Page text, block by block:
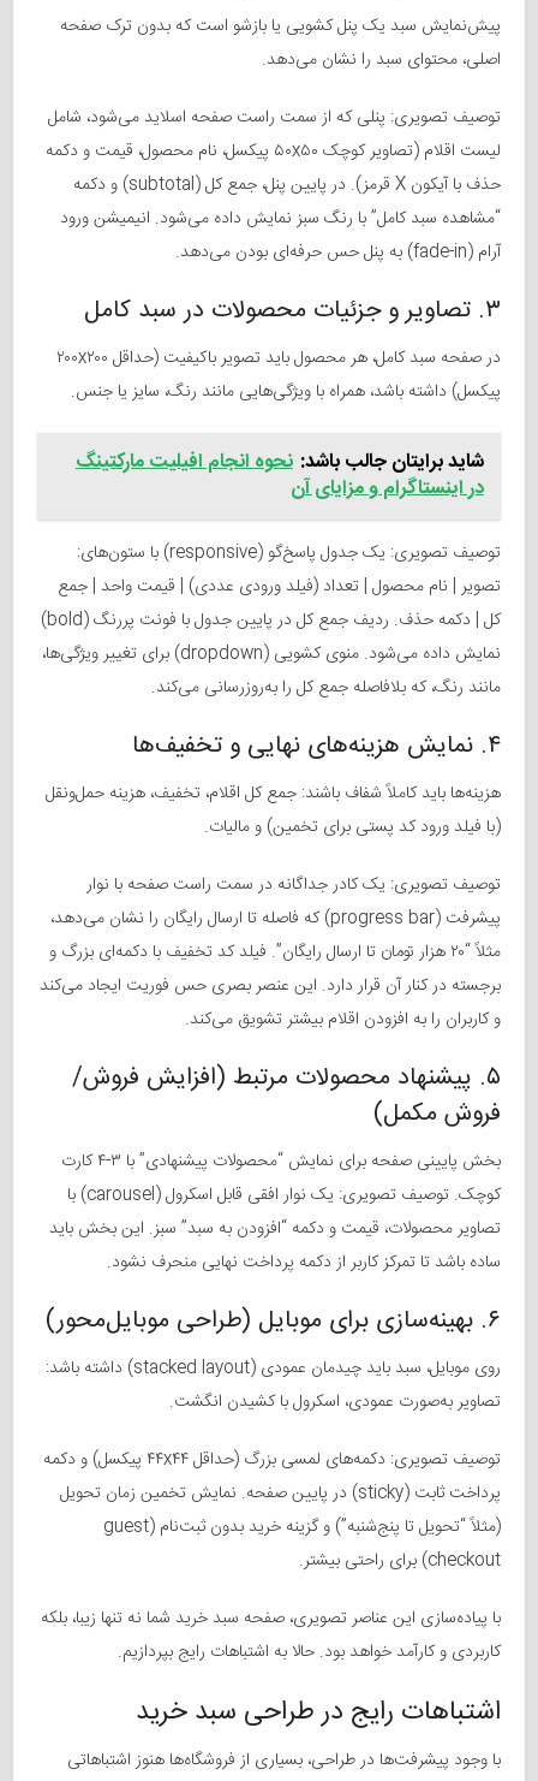
پیش‌نمایش سبد یک پنل کشویی یا بازشو است که بدون ترک صفحه
اصلی، محتوای سبد را نشان می‌دهد.
توصیف تصویری: پنلی که از سمت راست صفحه اسلاید می‌شود، شامل
لیست اقلام (تصاویر کوچک ۵۰x۵۰ پیکسل، نام محصول، قیمت و دکمه
حذف با آیکون X قرمز). در پایین پنل، جمع کل (subtotal) و دکمه
“مشاهده سبد کامل” با رنگ سبز نمایش داده می‌شود. انیمیشن ورود
آرام (fade-in) به پنل حس حرفه‌ای بودن می‌دهد.
۳. تصاویر و جزئیات محصولات در سبد کامل
در صفحه سبد کامل، هر محصول باید تصویر باکیفیت (حداقل ۲۰۰x۲۰۰
پیکسل) داشته باشد، همراه با ویژگی‌هایی مانند رنگ، سایز یا جنس.
شاید برایتان جالب باشد: نحوه انجام افیلیت مارکتینگ
در اینستاگرام و مزایای آن
توصیف تصویری: یک جدول پاسخ‌گو (responsive) با ستون‌های:
تصویر | نام محصول | تعداد (فیلد ورودی عددی) | قیمت واحد | جمع
کل | دکمه حذف. ردیف جمع کل در پایین جدول با فونت پررنگ (bold)
نمایش داده می‌شود. منوی کشویی (dropdown) برای تغییر ویژگی‌ها،
مانند رنگ، که بلافاصله جمع کل را به‌روزرسانی می‌کند.
۴. نمایش هزینه‌های نهایی و تخفیف‌ها
هزینه‌ها باید کاملاً شفاف باشند: جمع کل اقلام، تخفیف، هزینه حمل‌ونقل
(با فیلد ورود کد پستی برای تخمین) و مالیات.
توصیف تصویری: یک کادر جداگانه در سمت راست صفحه با نوار
پیشرفت (progress bar) که فاصله تا ارسال رایگان را نشان می‌دهد،
مثلاً “۲۰ هزار تومان تا ارسال رایگان”. فیلد کد تخفیف با دکمه‌ای بزرگ و
برجسته در کنار آن قرار دارد. این عنصر بصری حس فوریت ایجاد می‌کند
و کاربران را به افزودن اقلام بیشتر تشویق می‌کند.
۵. پیشنهاد محصولات مرتبط (افزایش فروش/
فروش مکمل)
بخش پایینی صفحه برای نمایش “محصولات پیشنهادی” با ۳-۴ کارت
کوچک. توصیف تصویری: یک نوار افقی قابل اسکرول (carousel) با
تصاویر محصولات، قیمت و دکمه “افزودن به سبد” سبز. این بخش باید
ساده باشد تا تمرکز کاربر از دکمه پرداخت نهایی منحرف نشود.
۶. بهینه‌سازی برای موبایل (طراحی موبایل‌محور)
روی موبایل، سبد باید چیدمان عمودی (stacked layout) داشته باشد:
تصاویر به‌صورت عمودی، اسکرول با کشیدن انگشت.
توصیف تصویری: دکمه‌های لمسی بزرگ (حداقل ۴۴x۴۴ پیکسل) و دکمه
پرداخت ثابت (sticky) در پایین صفحه. نمایش تخمین زمان تحویل
(مثلاً “تحویل تا پنج‌شنبه”) و گزینه خرید بدون ثبت‌نام (guest
checkout) برای راحتی بیشتر.
با پیاده‌سازی این عناصر تصویری، صفحه سبد خرید شما نه تنها زیبا، بلکه
کاربردی و کارآمد خواهد بود. حالا به اشتباهات رایج بپردازیم.
اشتباهات رایج در طراحی سبد خرید
با وجود پیشرفت‌ها در طراحی، بسیاری از فروشگاه‌ها هنوز اشتباهاتی